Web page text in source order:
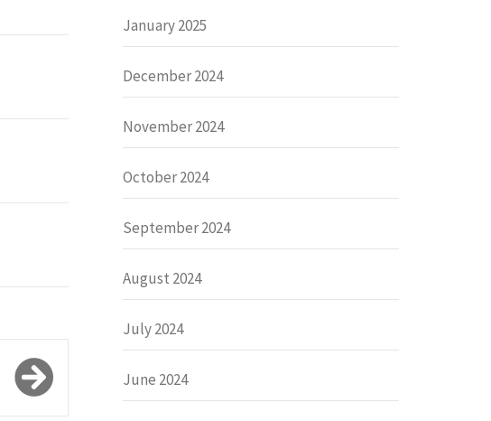
January 2025
December 2024
November 2024
October 2024
September 2024
August 2024
July 2024
June 2024